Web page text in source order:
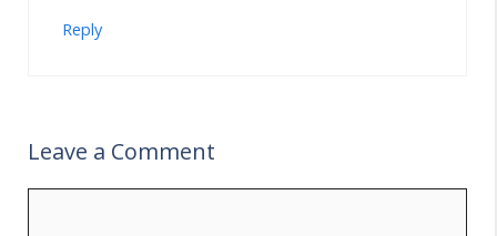
Reply
Leave a Comment